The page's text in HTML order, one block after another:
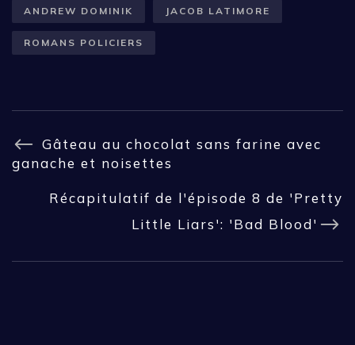
ANDREW DOMINIK JACOB LATIMORE
ROMANS POLICIERS
Gâteau au chocolat sans farine avec
ganache et noisettes
Récapitulatif de l'épisode 8 de 'Pretty
Little Liars': 'Bad Blood'